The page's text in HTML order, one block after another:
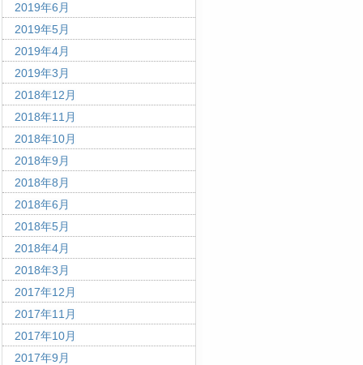
2019年6月
2019年5月
2019年4月
2019年3月
2018年12月
2018年11月
2018年10月
2018年9月
2018年8月
2018年6月
2018年5月
2018年4月
2018年3月
2017年12月
2017年11月
2017年10月
2017年9月